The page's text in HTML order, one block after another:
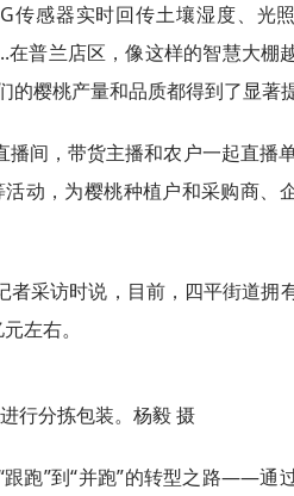
传感器实时回传土壤湿度、光
普兰店区，像这样的智慧大棚越
樱桃产量和品质都得到了显著提
间，带货主播和农户一起直播
动，为樱桃种植户和采购商、
采访时说，目前，四平街道拥
左右。
行分拣包装。杨毅 摄
跑”到“并跑”的转型之路——通